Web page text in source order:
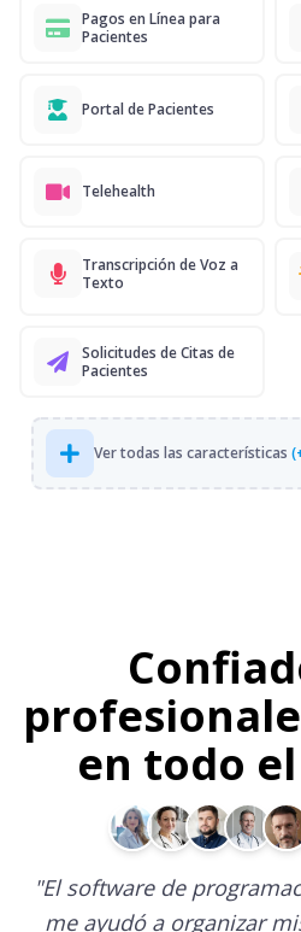
Pagos en Línea para
Pacientes
Portal de Pacientes
Telehealth
Transcripción de Voz a
Texto
Solicitudes de Citas de
Pacientes
Ver todas las características
en todo
"El software de
me ayudó a organizar